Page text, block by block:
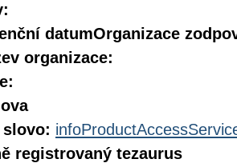
datumOrganizace
organizace:
registrovaný tezaurus